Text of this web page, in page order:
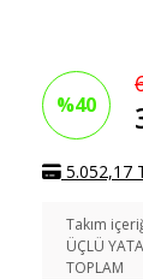
%40
5.052,17
Takım
ÜÇLÜ
TOPLAM